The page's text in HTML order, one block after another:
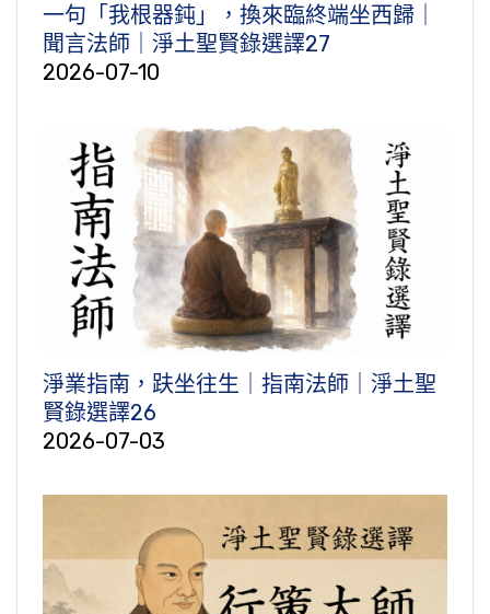
一句「我根器鈍」，換來臨終端坐西歸｜
聞言法師｜淨土聖賢錄選譯27
2026-07-10
淨業指南，趺坐往生｜指南法師｜淨土聖
賢錄選譯26
2026-07-03